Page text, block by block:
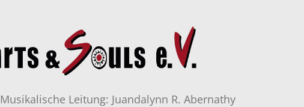
Musikalische Leitung: Juandalynn R. Abernathy